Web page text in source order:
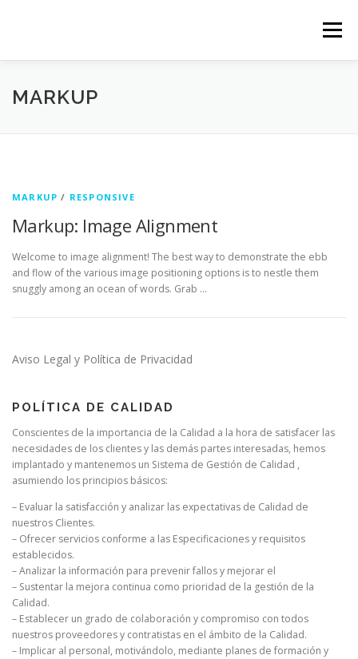
Menú
MARKUP
MARKUP / RESPONSIVE
Markup: Image Alignment
Welcome to image alignment! The best way to demonstrate the ebb
and flow of the various image positioning options is to nestle them
snuggly among an ocean of words. Grab …
Aviso Legal y Política de Privacidad
POLÍTICA DE CALIDAD
Conscientes de la importancia de la Calidad a la hora de satisfacer las
necesidades de los clientes y las demás partes interesadas, hemos
implantado y mantenemos un Sistema de Gestión de Calidad ,
asumiendo los principios básicos:
– Evaluar la satisfacción y analizar las expectativas de Calidad de
nuestros Clientes.
– Ofrecer servicios conforme a las Especificaciones y requisitos
establecidos.
– Analizar la información para prevenir fallos y mejorar el
– Sustentar la mejora continua como prioridad de la gestión de la
Calidad.
– Establecer un grado de colaboración y compromiso con todos
nuestros proveedores y contratistas en el ámbito de la Calidad.
– Implicar al personal, motivándolo, mediante planes de formación y